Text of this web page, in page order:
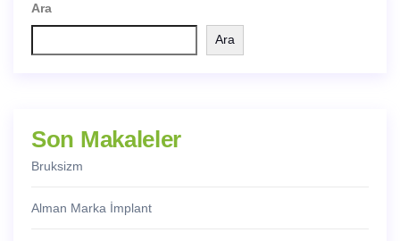
Ara
Ara
Son Makaleler
Bruksizm
Alman Marka İmplant